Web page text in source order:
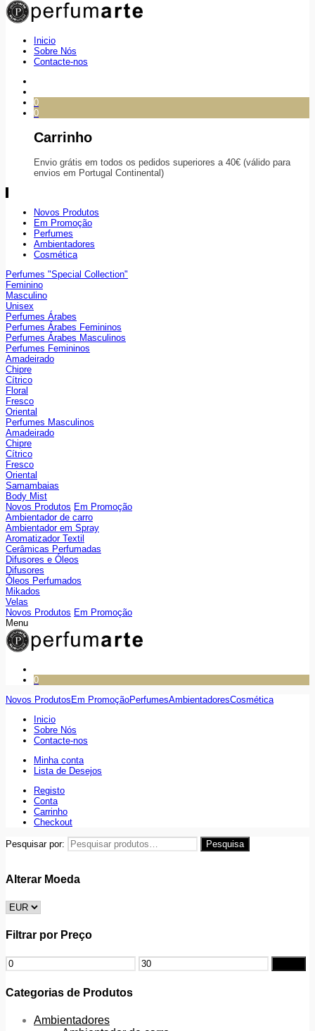
Inicio
Sobre Nós
Contacte-nos
0
0
Carrinho
Envio grátis em todos os pedidos superiores a 40€ (válido para
envios em Portugal Continental)
Novos Produtos
Em Promoção
Perfumes
Ambientadores
Cosmética
Perfumes "Special Collection"
Feminino
Masculino
Unisex
Perfumes Árabes
Perfumes Árabes Femininos
Perfumes Árabes Masculinos
Perfumes Femininos
Amadeirado
Chipre
Cítrico
Floral
Fresco
Oriental
Perfumes Masculinos
Amadeirado
Chipre
Cítrico
Fresco
Oriental
Samambaias
Body Mist
Novos Produtos Em Promoção
Ambientador de carro
Ambientador em Spray
Aromatizador Textil
Cerâmicas Perfumadas
Difusores e Óleos
Difusores
Óleos Perfumados
Mikados
Velas
Novos Produtos Em Promoção
Menu
0
Novos ProdutosEm PromoçãoPerfumesAmbientadoresCosmética
Inicio
Sobre Nós
Contacte-nos
Minha conta
Lista de Desejos
Registo
Conta
Carrinho
Checkout
Pesquisar por: Pesquisa
Alterar Moeda
Filtrar por Preço
Categorias de Produtos
Ambientadores